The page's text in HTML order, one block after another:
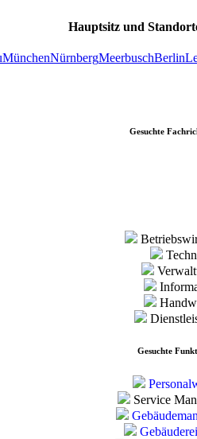
Hauptsitz und
MünchenNürnbergMeerbuschBerlin
Gesuchte
Gesuchte
Service